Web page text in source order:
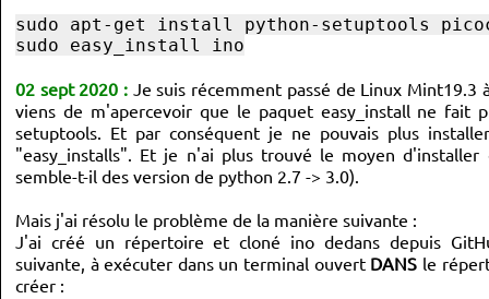
sudo apt-get install python-setuptools
sudo easy_install ino
02 sept 2020 : Je suis récemment passé de Linux Mint19.3
viens de m'apercevoir que le paquet easy_install ne fait
setuptools. Et par conséquent je ne pouvais plus
"easy_installs". Et je n'ai plus trouvé le moyen d'installer
semble-t-il des version de python 2.7 -> 3.0).
Mais j'ai résolu le problème de la manière suivante :
J'ai créé un répertoire et cloné ino dedans depuis
suivante, à exécuter dans un terminal ouvert DANS le
créer :